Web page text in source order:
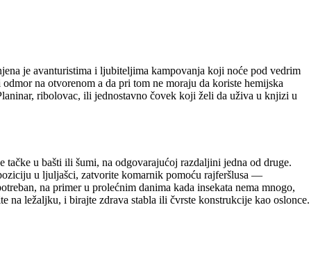
je avanturistima i ljubiteljima kampovanja koji noće pod vedrim
na otvorenom a da pri tom ne moraju da koriste hemijska
ribolovac, ili jednostavno čovek koji želi da uživa u knjizi u
tačke u bašti ili šumi, na odgovarajućoj razdaljini jedna od druge.
u ljuljašci, zatvorite komarnik pomoću rajferšlusa —
na primer u prolećnim danima kada insekata nema mnogo,
na ležaljku, i birajte zdrava stabla ili čvrste konstrukcije kao oslonce.